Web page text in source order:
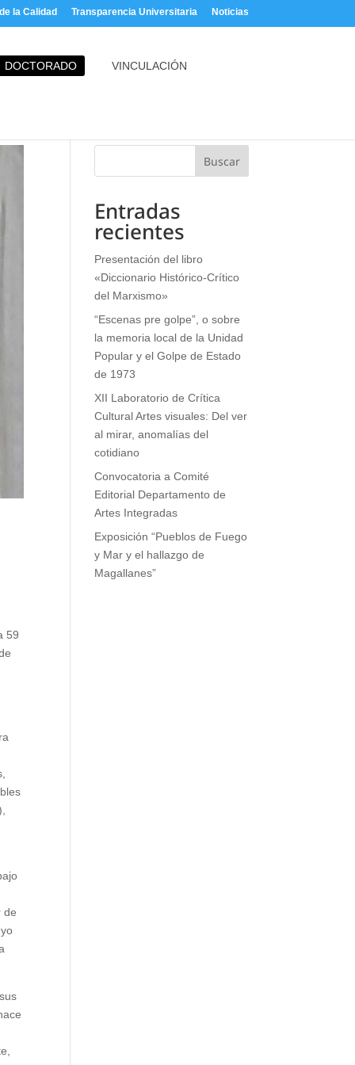
la Calidad Transparencia Universitaria Noticias
DOCTORADO VINCULACIÓN
59
de
Buscar
Entradas
recientes
Presentación del libro
«Diccionario Histórico-Crítico
del Marxismo»
“Escenas pre golpe”, o sobre
la memoria local de la Unidad
Popular y el Golpe de Estado
de 1973
XII Laboratorio de Crítica
Cultural Artes visuales: Del ver
al mirar, anomalías del
cotidiano
Convocatoria a Comité
Editorial Departamento de
Artes Integradas
Exposición “Pueblos de Fuego
y Mar y el hallazgo de
Magallanes”